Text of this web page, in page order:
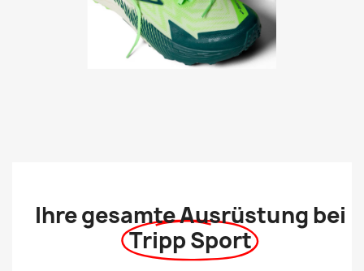
Ihre gesamte Ausrüstung bei
Tripp Sport